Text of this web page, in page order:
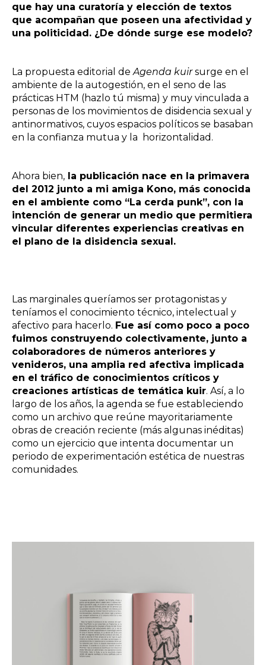
que hay una curatoría y elección de textos
que acompañan que poseen una afectividad y
una politicidad. ¿De dónde surge ese modelo?
La propuesta editorial de Agenda kuirsurge en el
ambiente de la autogestión, en el seno de las
prácticas HTM (hazlo tú misma) y muy vinculada a
personas de los movimientos de disidencia sexual y
antinormativos, cuyos espacios políticos se basaban
en la confianza mutua y la horizontalidad.
Ahora bien, la publicación nace en la primavera
del 2012 junto a mi amiga Kono, más conocida
en el ambiente como “La cerda punk”, con la
intención de generar un medio que permitiera
vincular diferentes experiencias creativas en
el plano de la disidencia sexual.
Las marginales queríamos ser protagonistas y
teníamos el conocimiento técnico, intelectual y
afectivo para hacerlo. Fue así como poco a poco
fuimos construyendo colectivamente, junto a
colaboradores de números anteriores y
venideros, una amplia red afectiva implicada
en el tráfico de conocimientos críticos y
creaciones artísticas de temática kuir. Así, a lo
largo de los años, la agenda se fue estableciendo
como un archivo que reúne mayoritariamente
obras de creación reciente (más algunas inéditas)
como un ejercicio que intenta documentar un
periodo de experimentación estética de nuestras
comunidades.